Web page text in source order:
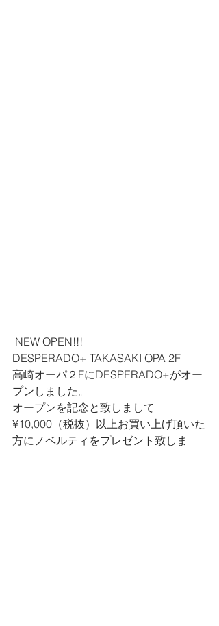
NEW OPEN!!!
DESPERADO+ TAKASAKI OPA 2F
高崎オーパ２FにDESPERADO+がオー
プンしました。
オープンを記念と致しまして
¥10,000（税抜）以上お買い上げ頂いた
方にノベルティをプレゼント致しま